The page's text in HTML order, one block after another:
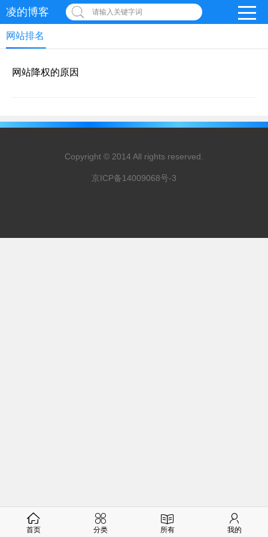
凌的博客 请输入关键字词
网站排名
网站降权的原因
Copyright © 2014 All rights reserved.
京ICP备14009068号-3
首页 分类 所有 我的